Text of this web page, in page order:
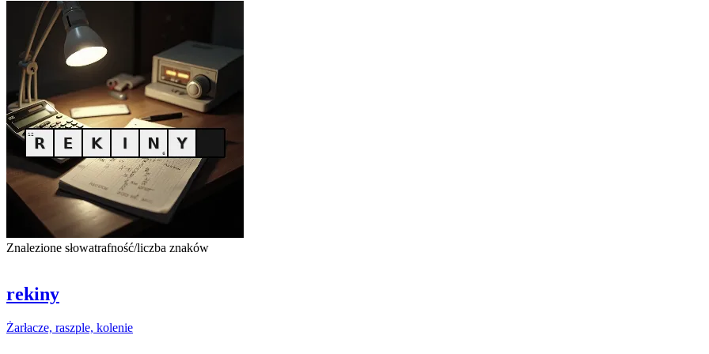
Znalezione słowatrafność/liczba znaków
rekiny
Żarłacze, raszple, kolenie